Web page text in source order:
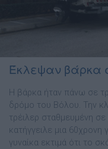
Έκλεψαν βάρκα
Η βάρκα ήταν πάνω σε
δρόμο του Βόλου. Την
τρέιλερ σταθμευμένη
κατήγγειλε μια 60χρονη
γυναίκα εκτιμά ότι το